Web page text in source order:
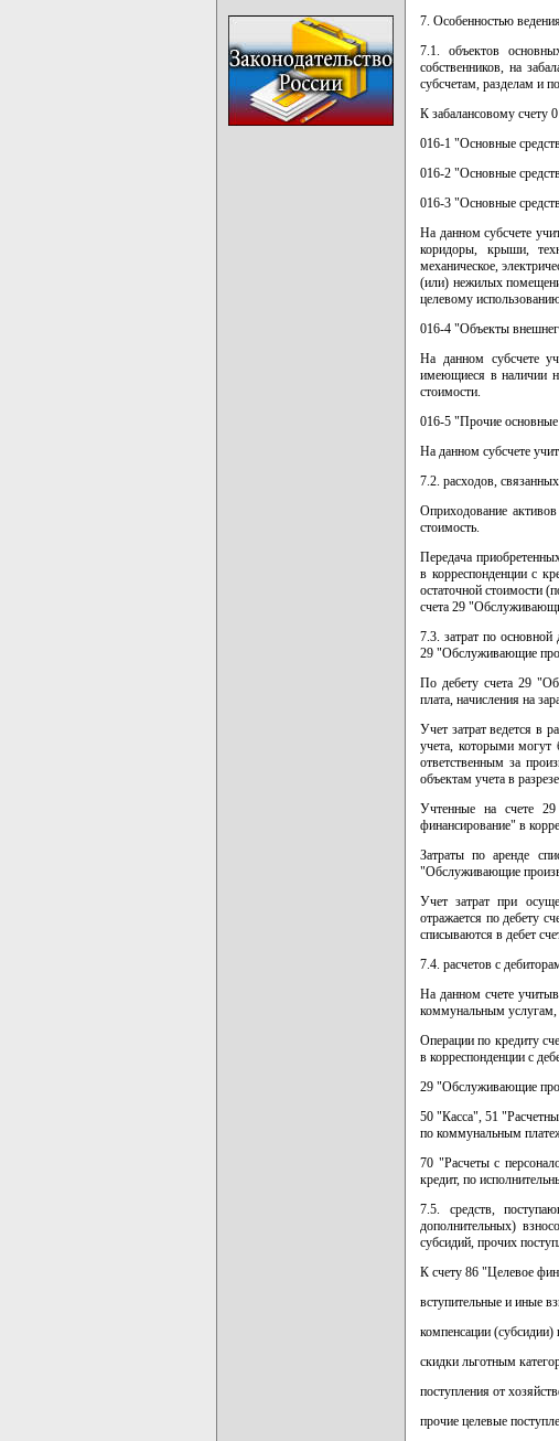
7. Особенностью
7.1. объектов
собственников, на
субсчетам, разделам и
К забалансовому счету
016-1 "Основные
016-2 "Основные
016-3 "Основные
На данном субсчете
коридоры, крыши,
механическое,
(или) нежилых
целевому
016-4 "Объекты
На данном субсчете
имеющиеся в наличии
стоимости.
016-5 "Прочие основные
На данном субсчете
7.2. расходов,
Оприходование
стоимость.
Передача
в корреспонденции с
остаточной стоимости
счета 29
7.3. затрат по
29 "Обслуживающие
По дебету счета 29
плата, начисления на
Учет затрат ведется в
учета, которыми могут
ответственным за
объектам учета в
Учтенные на счете
финансирование" в
Затраты по аренде
"Обслуживающие
Учет затрат при
отражается по дебету
списываются в дебет
7.4. расчетов с
На данном счете
коммунальным услугам,
Операции по кредиту
в корреспонденции с
29 "Обслуживающие
50 "Касса", 51
по коммунальным
70 "Расчеты с
кредит, по
7.5. средств,
дополнительных)
субсидий, прочих
К счету 86 "Целевое
вступительные и иные
компенсации
скидки льготным
поступления от
прочие целевые